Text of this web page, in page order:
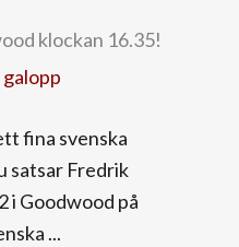
klockan 16.35!
fina svenska
satsar Fredrik
i Goodwood på
...